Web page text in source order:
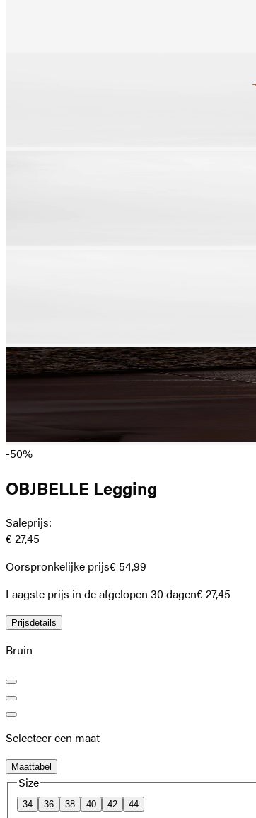
-50%
OBJBELLE Legging
Saleprijs:
€ 27,45
Oorspronkelijke prijs€ 54,99
Laagste prijs in de afgelopen 30 dagen€ 27,45
Prijsdetails
Bruin
Selecteer een maat
Maattabel
Size
34 36 38 40 42 44